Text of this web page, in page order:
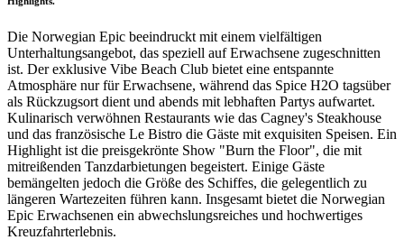
Die Norwegian Epic beeindruckt mit einem vielfältigen
Unterhaltungsangebot, das speziell auf Erwachsene zugeschnitten
ist. Der exklusive Vibe Beach Club bietet eine entspannte
Atmosphäre nur für Erwachsene, während das Spice H2O tagsüber
als Rückzugsort dient und abends mit lebhaften Partys aufwartet.
Kulinarisch verwöhnen Restaurants wie das Cagney's Steakhouse
und das französische Le Bistro die Gäste mit exquisiten Speisen. Ein
Highlight ist die preisgekrönte Show "Burn the Floor", die mit
mitreißenden Tanzdarbietungen begeistert. Einige Gäste
bemängelten jedoch die Größe des Schiffes, die gelegentlich zu
längeren Wartezeiten führen kann. Insgesamt bietet die Norwegian
Epic Erwachsenen ein abwechslungsreiches und hochwertiges
Kreuzfahrterlebnis.